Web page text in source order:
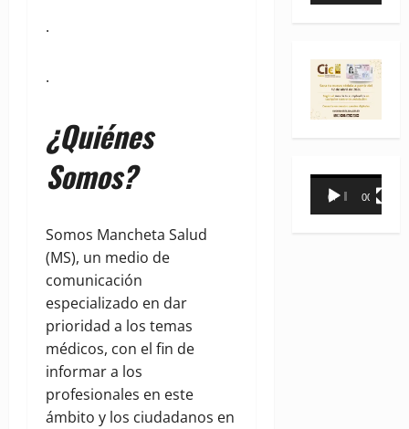
.
.
¿Quiénes
Somos?
Somos Mancheta Salud
(MS), un medio de
comunicación
especializado en dar
prioridad a los temas
médicos, con el fin de
informar a los
profesionales en este
ámbito y los ciudadanos en
Reproductor
00:00 00:31